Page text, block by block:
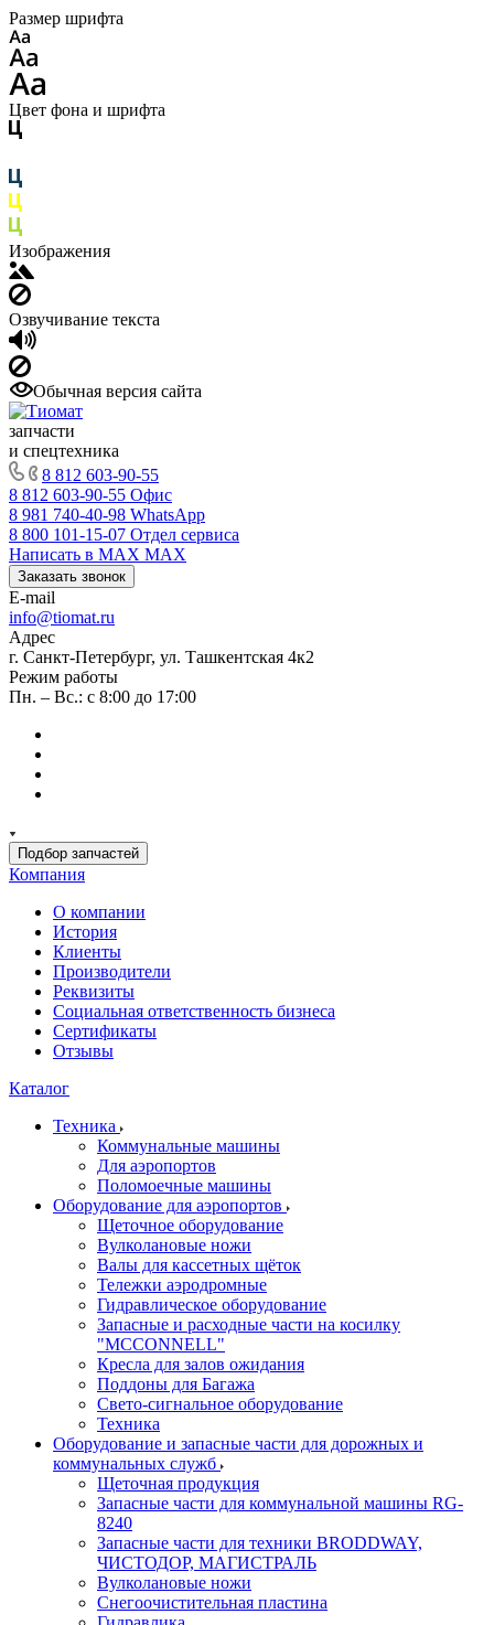
Размер шрифта
Цвет фона и шрифта
Изображения
Озвучивание текста
Обычная версия сайта
запчасти
и спецтехника
8 812 603-90-55
8 812 603-90-55 Офис
8 981 740-40-98 WhatsApp
8 800 101-15-07 Отдел сервиса
Написать в MAX MAX
Заказать звонок
E-mail
info@tiomat.ru
Адрес
г. Санкт-Петербург, ул. Ташкентская 4к2
Режим работы
Пн. – Вс.: с 8:00 до 17:00
Подбор запчастей
Компания
О компании
История
Клиенты
Производители
Реквизиты
Социальная ответственность бизнеса
Сертификаты
Отзывы
Каталог
Техника
Коммунальные машины
Для аэропортов
Поломоечные машины
Оборудование для аэропортов
Щеточное оборудование
Вулколановые ножи
Валы для кассетных щёток
Тележки аэродромные
Гидравлическое оборудование
Запасные и расходные части на косилку
"MCCONNELL"
Кресла для залов ожидания
Поддоны для Багажа
Свето-сигнальное оборудование
Техника
Оборудование и запасные части для дорожных и
коммунальных служб
Щеточная продукция
Запасные части для коммунальной машины RG-
8240
Запасные части для техники BRODDWAY,
ЧИСТОДОР, МАГИСТРАЛЬ
Вулколановые ножи
Снегоочистительная пластина